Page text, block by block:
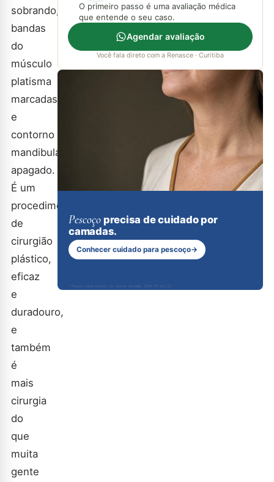
sobrando,
bandas
do
músculo
platisma
marcadas
e
contorno
mandibular
apagado.
É um
procedimento
de
cirurgião
plástico,
eficaz
e
duradouro,
e
também
é
mais
cirurgia
do
que
muita
gente
O primeiro passo é uma avaliação médica
que entende o seu caso.
Agendar avaliação
Você fala direto com a Renasce · Curitiba
Pescoço precisa de cuidado por
camadas.
Conhecer cuidado para pescoço→
* Responsável técnico: Dr. Renan Abdalla, CRM-PR 42232